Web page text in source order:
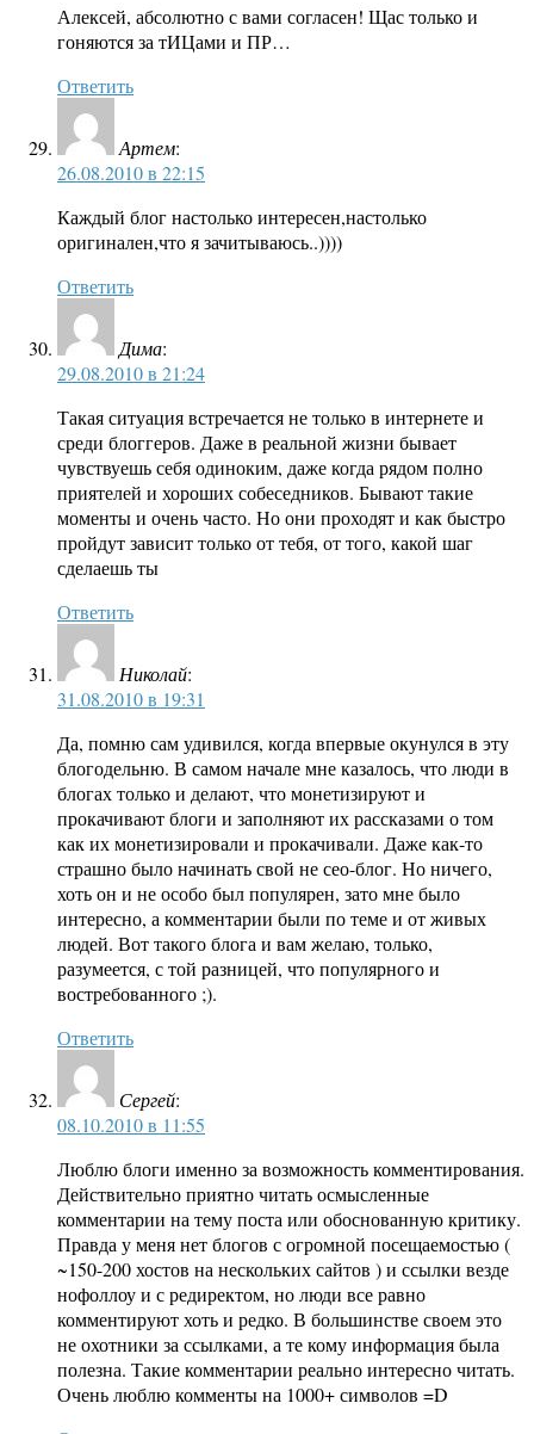
Алексей, абсолютно с вами согласен! Щас только и
гоняются за тИЦами и ПР…
Ответить
Артем:
26.08.2010 в 22:15
Каждый блог настолько интересен,настолько
оригинален,что я зачитываюсь..))))
Ответить
Дима:
29.08.2010 в 21:24
Такая ситуация встречается не только в интернете и
среди блоггеров. Даже в реальной жизни бывает
чувствуешь себя одиноким, даже когда рядом полно
приятелей и хороших собеседников. Бывают такие
моменты и очень часто. Но они проходят и как быстро
пройдут зависит только от тебя, от того, какой шаг
сделаешь ты
Ответить
Николай:
31.08.2010 в 19:31
Да, помню сам удивился, когда впервые окунулся в эту
блогодельню. В самом начале мне казалось, что люди в
блогах только и делают, что монетизируют и
прокачивают блоги и заполняют их рассказами о том
как их монетизировали и прокачивали. Даже как-то
страшно было начинать свой не сео-блог. Но ничего,
хоть он и не особо был популярен, зато мне было
интересно, а комментарии были по теме и от живых
людей. Вот такого блога и вам желаю, только,
разумеется, с той разницей, что популярного и
востребованного ;).
Ответить
Сергей:
08.10.2010 в 11:55
Люблю блоги именно за возможность комментирования.
Действительно приятно читать осмысленные
комментарии на тему поста или обоснованную критику.
Правда у меня нет блогов с огромной посещаемостью (
~150-200 хостов на нескольких сайтов ) и ссылки везде
нофоллоу и с редиректом, но люди все равно
комментируют хоть и редко. В большинстве своем это
не охотники за ссылками, а те кому информация была
полезна. Такие комментарии реально интересно читать.
Очень люблю комменты на 1000+ символов =D